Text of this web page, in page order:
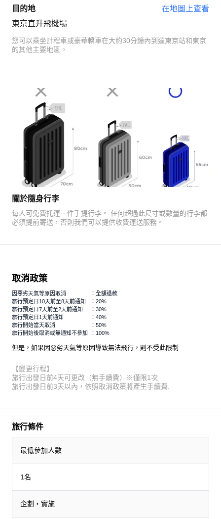
目的地
在地圖上查看
東京直升飛機場
您可以乘坐計程車或豪華轎車在大約30分鐘內到達東京站和東京
的其他主要地區。
關於隨身行李
每人可免費托運一件手提行李。 任何超過此尺寸或數量的行李都
必須提前寄送，否則我們可以提供收費運送服務。
取消政策
因惡劣天氣等原因取消
：全額退款
旅行預定日10天前至8天前通知
：20%
旅行預定日7天前至2天前通知
：30%
旅行預定日1天前通知
：40%
旅行開始當天取消
：50%
旅行開始後取消或無通知不參加
：100%
但是，如果因惡劣天氣等原因導致無法飛行，則不受此限制
【變更行程】
旅行出發日前4天可更改（無手續費）※僅限1次
旅行出發日前3天以內，依照取消政策將產生手續費.
旅行條件
最低參加人數
1名
企劃・實施